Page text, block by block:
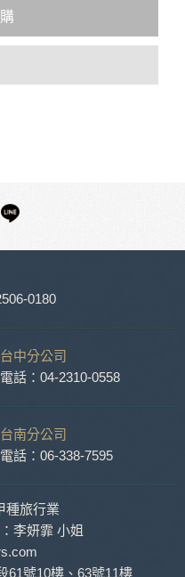
中任意公開個人資料的行
於本公司隱私權保護政
依據，此記錄為內部應
明文字，但不涉及特定個
集目的以外之其他用途。
相關產品、服務、活動或
資料，本網站也可以從商
您的姓名、電話、住址、
務後，我們即取得您的資
電話、住址、身份證字
或查詢時，伺服器自行產
的 IP 位址、使用時間、使
。本網站會對個別連線者
器在本網站內部所瀏覽的
種旅行業
李妍霏 小姐
61號10樓、63號11樓
0180
台中分公司
電話：04-2310-0558
台南分公司
電話：06-338-7595